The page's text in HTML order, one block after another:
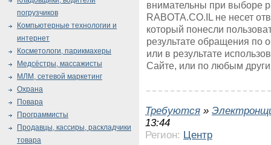
внимательны при выборе
RABOTA.CO.IL не несет
который понесли
результате обращения
или в результате
Сайте, или по любым
Требуются »
13:44
Регион: Центр
погрузчиков
Компьютерные технологии и
интернет
Косметологи, парикмахеры
Медсёстры, массажисты
МЛМ, сетевой маркетинг
Охрана
Повара
Программисты
Продавцы, кассиры, раскладчики
товара